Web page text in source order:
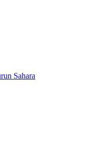
Sahara